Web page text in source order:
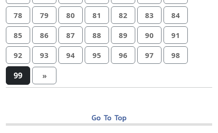
78 79 80 81 82 83 84
85 86 87 88 89 90 91
92 93 94 95 96 97 98
99 »
Go To Top